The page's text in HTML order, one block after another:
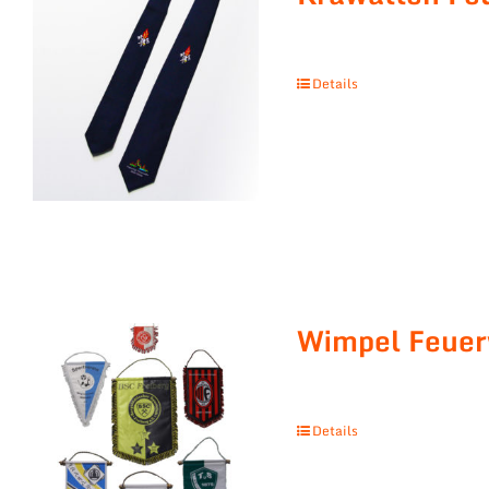
Details
Wimpel
Details